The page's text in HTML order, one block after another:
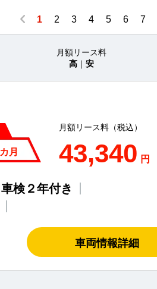
1 2 3 4 5 6 7
月額リース料
高 ｜ 安
カ月
月額リース料（税込）
43,340 円
車検２年付き
車両情報詳細